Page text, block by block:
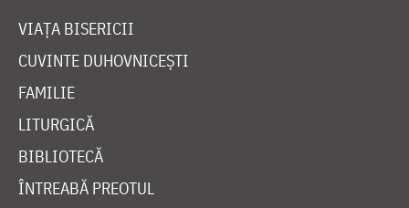
VIAȚA BISERICII
CUVINTE DUHOVNICEȘTI
FAMILIE
LITURGICĂ
BIBLIOTECĂ
ÎNTREABĂ PREOTUL